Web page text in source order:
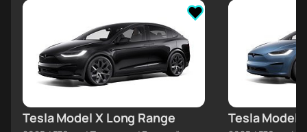
Tesla Model X Long Range
≈ €165 729 Tesla Model
≈ €167 399